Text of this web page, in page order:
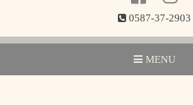
0587-37-2903
MENU